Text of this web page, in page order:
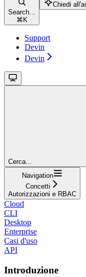
Search...
⌘ K
Chiedi
Support
Devin
Devin
Cerca...
Navigation
Concetti
Autorizzazioni e RBAC
Cloud
CLI
Desktop
Enterprise
Casi d'uso
API
Introduzione